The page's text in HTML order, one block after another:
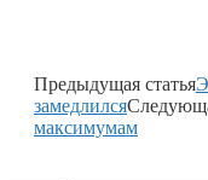
Предыдущая статья
замедлился
максимумам